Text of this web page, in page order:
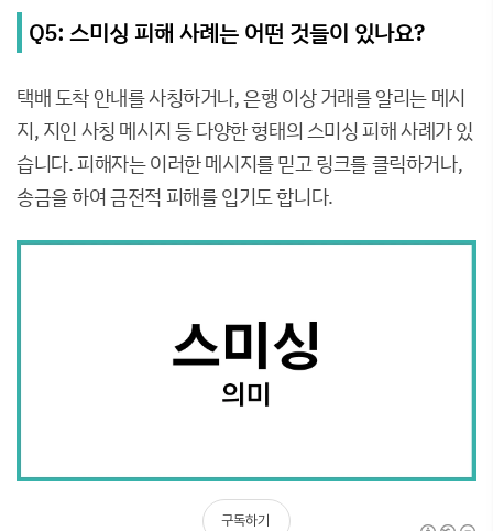
Q5: 스미싱 피해 사례는 어떤 것들이 있나요?
택배 도착 안내를 사칭하거나, 은행 이상 거래를 알리는 메시
지, 지인 사칭 메시지 등 다양한 형태의 스미싱 피해 사례가 있
습니다. 피해자는 이러한 메시지를 믿고 링크를 클릭하거나,
송금을 하여 금전적 피해를 입기도 합니다.
구독하기